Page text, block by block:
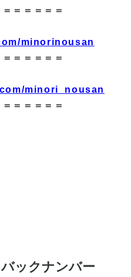
＝＝＝＝＝
minorinousan
＝＝＝＝＝
minori_nousan
＝＝＝＝＝
ックナンバー